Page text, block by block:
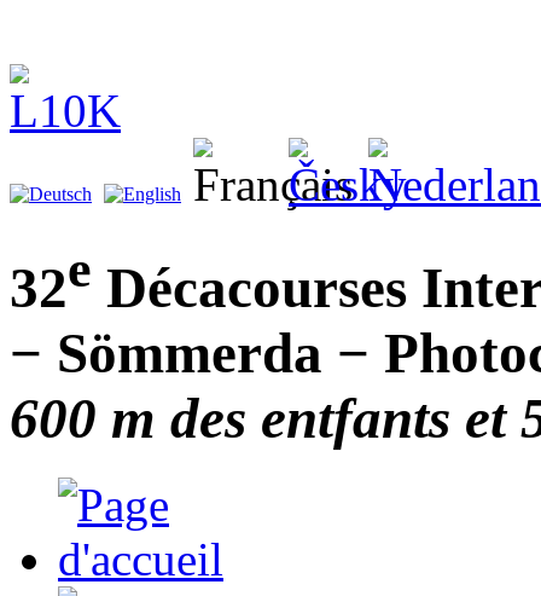
32e Décacourses
− Sömmerda −
600 m des entfants et